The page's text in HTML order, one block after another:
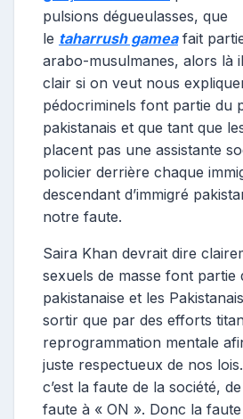
pulsions dégueulasses, que
le taharrush gamea fait
arabo-musulmanes, alors là
clair si on veut nous
pédocriminels font partie du
pakistanais et que tant que
placent pas une assistante
policier derrière chaque
descendant d’immigré
notre faute.
Saira Khan devrait dire
sexuels de masse font partie
pakistanaise et les
sortir que par des efforts
reprogrammation mentale
juste respectueux de nos
c’est la faute de la société,
faute à « ON ». Donc la